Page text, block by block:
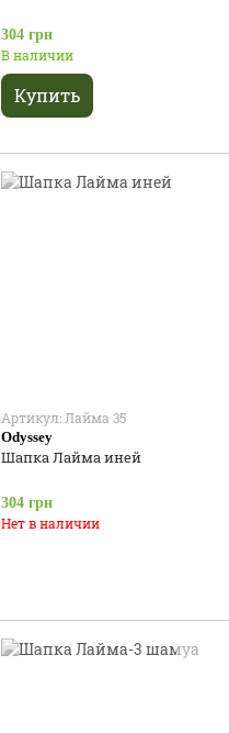
304 грн
В наличии
Купить
Артикул: Лайма 35
Odyssey
Шапка Лайма иней
304 грн
Нет в наличии